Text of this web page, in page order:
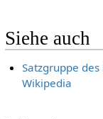
Siehe auch
Satzgruppe
Wikipedia